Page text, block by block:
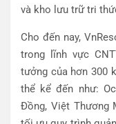
và kho lưu trữ tri
Cho đến nay,
trong lĩnh vực
tưởng của hơn 300
thể kể đến như:
Đồng, Việt Thương